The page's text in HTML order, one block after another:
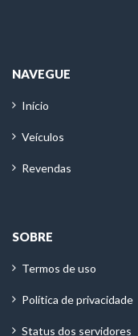
NAVEGUE
Início
Veículos
Revendas
SOBRE
Termos de uso
Política de privacidade
Status dos servidores